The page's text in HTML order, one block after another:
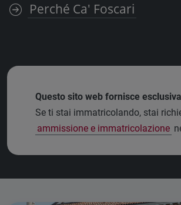
Perché Ca' Foscari
Questo sito web fornisce
Se ti stai immatricolando, stai
ammissione e immatricolazione